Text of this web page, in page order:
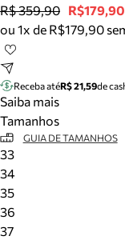
Tênis
Mule
Tire dúvidas
Meus pedidos
Acompanhe
R$ 359,90 R$179,90
ou 1x de R$179,90
Receba atéR$ 21,59de
Saiba mais
Tamanhos
GUIA DE TAMANHOS
33
34
35
36
37